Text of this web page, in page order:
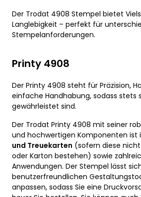
Der Trodat 4908 Stempel bietet
Langlebigkeit – perfekt für
Stempelanforderungen.
Printy 4908
Der Printy 4908 steht für Präzision,
einfache Handhabung, sodass stets
gewährleistet sind.
Der Trodat Printy 4908 mit seiner
und hochwertigen Komponenten ist
und Treuekarten (sofern diese
oder Karton bestehen) sowie
Anwendungen. Der Stempel lässt
benutzerfreundlichen
anpassen, sodass Sie eine